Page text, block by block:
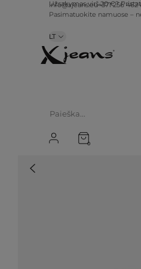
info@xjeans.eu+371 256 462
Užsakymas virš 20 €?
Pasimatuokite namuose –
LT
0